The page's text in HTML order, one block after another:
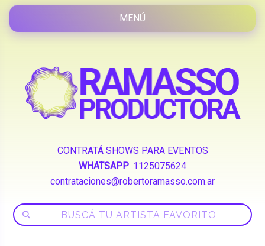
CONTRATÁ SHOWS PARA EVENTOS
WHATSAPP: 1125075624
contrataciones@robertoramasso.com.ar